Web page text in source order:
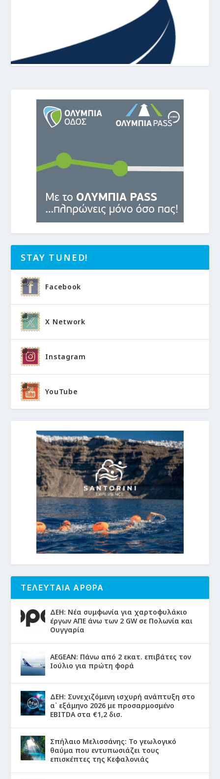
STAY TUNED!
Facebook
X Network
Instagram
YouTube
ΤΕΛΕΥΤΑΙΑ ΑΡΘΡΑ
ΔΕΗ: Νέα συμφωνία για χαρτοφυλάκιο
έργων ΑΠΕ άνω των 2 GW σε Πολωνία και
Ουγγαρία
AEGEAN: Πάνω από 2 εκατ. επιβάτες τον
Ιούλιο για πρώτη φορά
ΔΕΗ: Συνεχιζόμενη ισχυρή ανάπτυξη στο
α΄ εξάμηνο 2026 με προσαρμοσμένο
EBITDA στα €1,2 δισ.
Σπήλαιο Μελισσάνης: Το γεωλογικό
θαύμα που εντυπωσιάζει τους
επισκέπτες της Κεφαλονιάς